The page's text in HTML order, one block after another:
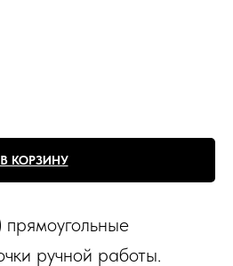
В КОРЗИНУ
ручной работы.